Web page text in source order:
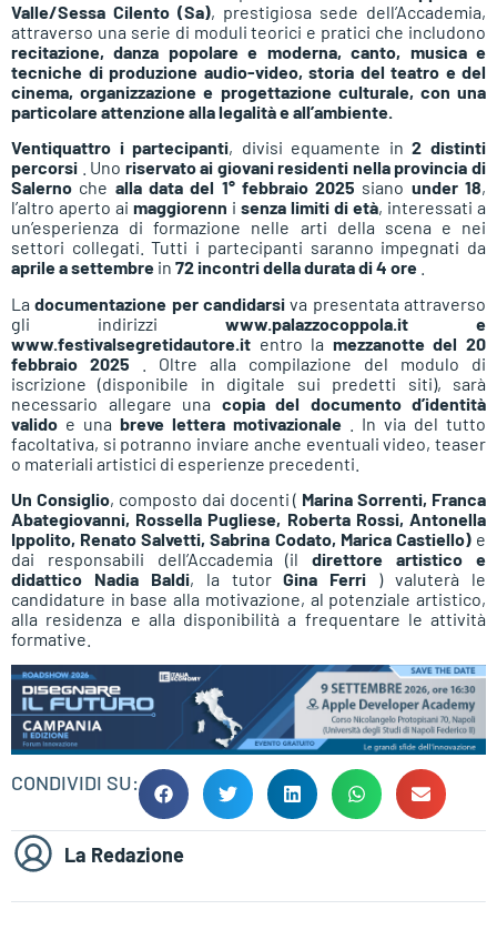
Valle/Sessa Cilento (Sa), prestigiosa sede dell’Accademia,
attraverso una serie di moduli teorici e pratici che includono
recitazione, danza popolare e moderna, canto, musica e
tecniche di produzione audio-video, storia del teatro e del
cinema, organizzazione e progettazione culturale, con una
particolare attenzione alla legalità e all’ambiente.
Ventiquattro i partecipanti, divisi equamente in2 distinti
percorsi . Uno riservato ai giovani residenti nella provincia di
Salerno che alla data del 1° febbraio 2025 siano under 18,
l’altro aperto ai maggiorenn i senza limiti di età, interessati a
un’esperienza di formazione nelle arti della scena e nei
settori collegati. Tutti i partecipanti saranno impegnati da
aprile a settembre in 72 incontri della durata di 4 ore
Ladocumentazione per candidarsi va presentata attraverso
gli indirizzi www.palazzocoppola.it e
www.festivalsegretidautore.it entro la mezzanotte del 20
febbraio 2025 . Oltre alla compilazione del modulo di
iscrizione (disponibile in digitale sui predetti siti), sarà
necessario allegare una copia del documento d’identità
valido e una breve lettera motivazionale . In via del tutto
facoltativa, si potranno inviare anche eventuali video, teaser
o materiali artistici di esperienze precedenti.
Un Consiglio, composto dai docenti ( Marina Sorrenti, Franca
Abategiovanni, Rossella Pugliese, Roberta Rossi, Antonella
Ippolito, Renato Salvetti, Sabrina Codato, Marica Castiello)e
dai responsabili dell’Accademia (ildirettore artistico e
didattico
Nadia Baldi, la tutorGina Ferri ) valuterà le
candidature in base alla motivazione, al potenziale artistico,
alla residenza e alla disponibilità a frequentare le attività
formative.
CONDIVIDI SU:
La Redazione